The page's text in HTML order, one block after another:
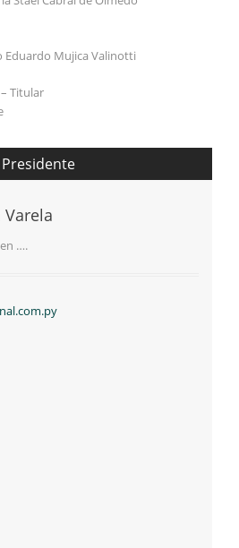
Eduardo Mujica Valinotti
Titular
Presidente
….